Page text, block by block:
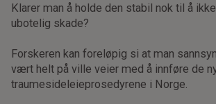
Klarer man å holde den stabil nok til å
ubotelig skade?
Forskeren kan foreløpig si at man
vært helt på ville veier med å innføre de
traumesideleieprosedyrene i Norge.